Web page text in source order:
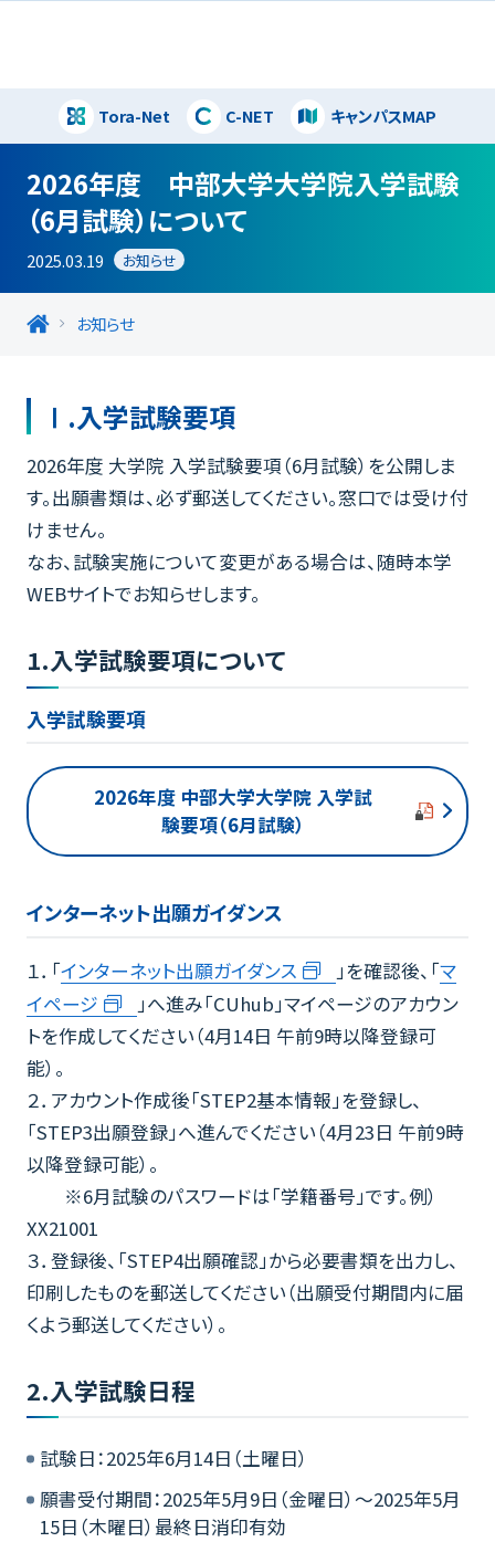
Tora-Net C-NET キャンパスMAP閉じる
2026年度 中部大学大学院入学試験
（6月試験）について
2025.03.19 お知らせ
お知らせ
Ⅰ.入学試験要項
2026年度 大学院 入学試験要項（6月試験）を公開しま
す。出願書類は、必ず郵送してください。窓口では受け付
けません。
なお、試験実施について変更がある場合は、随時本学
WEBサイトでお知らせします。
1.入学試験要項について
入学試験要項
2026年度 中部大学大学院 入学試
験要項（6月試験）
インターネット出願ガイダンス
１．「インターネット出願ガイダンス 」を確認後、「マ
イページ
」へ進み「CUhub」マイページのアカウン
トを作成してください（4月14日 午前9時以降登録可
能）。
２．アカウント作成後「STEP2基本情報」を登録し、
「STEP3出願登録」へ進んでください（4月23日 午前9時
以降登録可能）。
※6月試験のパスワードは「学籍番号」です。例）
XX21001
３．登録後、「STEP4出願確認」から必要書類を出力し、
印刷したものを郵送してください（出願受付期間内に届
くよう郵送してください）。
2.入学試験日程
試験日：2025年6月14日（土曜日）
願書受付期間：2025年5月9日（金曜日）～2025年5月
15日（木曜日）最終日消印有効